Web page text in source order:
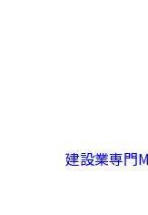
建設業専門